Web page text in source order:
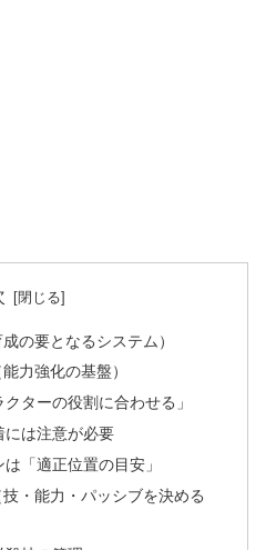
の要となるシステム）
力強化の基盤）
ターの役割に合わせる」
には注意が必要
「適正位置の目安」
・能力・パッシブを決める